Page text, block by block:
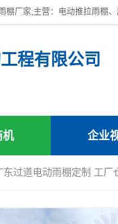
程有限公司
机 企业
东过道电动雨棚定制 工厂